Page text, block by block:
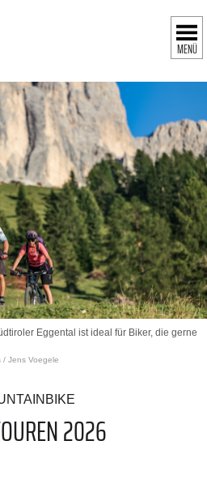
MENÜ
Eggental ist ideal für Biker, die gerne
/ Jens Voegele
2026